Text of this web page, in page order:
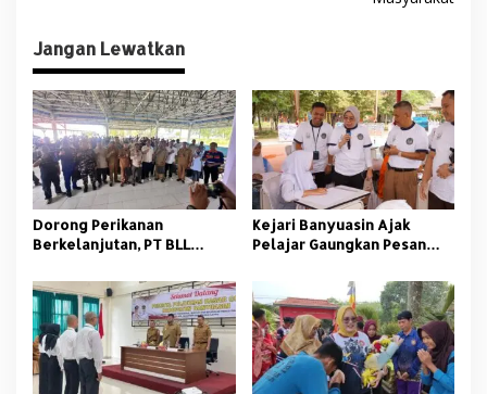
g
a
s
i
p
o
s
Jangan Lewatkan
Dorong Perikanan
Berkelanjutan, PT BLL
dengan Pelatihan Alat
Tangkap
Kejari Banyuasin Ajak
Pelajar Gaungkan Pesan